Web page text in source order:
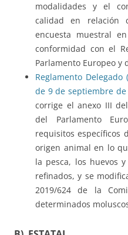
modalidades y el
calidad en relación
encuesta muestral
conformidad con el
Parlamento Europeo y
Reglamento Delegado
de 9 de septiembre de
corrige el anexo III del
del Parlamento
requisitos específicos
origen animal en lo
la pesca, los huevos
refinados, y se
2019/624 de la
determinados